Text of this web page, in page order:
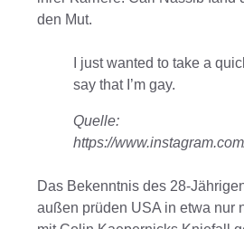
den Mut.
I just wanted to take a
say that I’m gay.
Quelle:
https://
Das Bekenntnis des 28-
außen prüden USA in etwa nur